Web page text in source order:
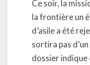
Ce soir, la
la frontière un
d’asile a été
sortira pas
dossier indique